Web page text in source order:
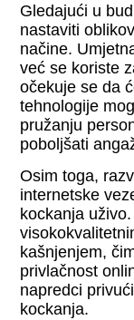
Gledajući u
nastaviti
načine.
već se koriste
očekuje se da
tehnologije
pružanju
poboljšati
Osim toga,
internetske
kockanja
kašnjenjem,
privlačnost
napredci
kockanja.